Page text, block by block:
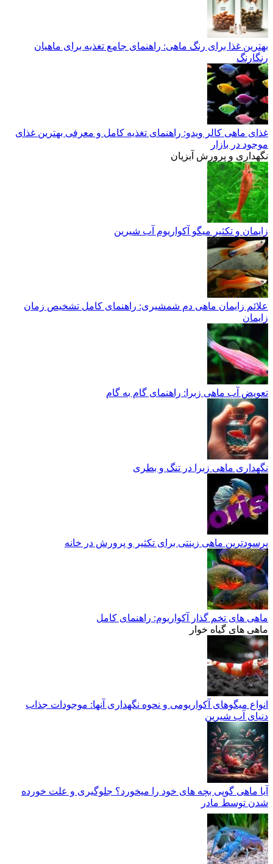
بهترین غذا برای رنگ ماهی: راهنمای جامع تغذیه برای ماهیان
رنگارنگ
غذای ماهی کالر ویدو: راهنمای تغذیه کامل و معرفی بهترین غذای
موجود در بازار
نگهداری و پرورش آبزیان
زایمان و تکثیر میگو آکواریوم آب شیرین
علائم زایمان ماهی دم شمشیری: راهنمای کامل تشخیص زمان
زایمان
تعویض آب ماهی زبرا: راهنمای گام به گام
نگهداری ماهی زبرا در تنگ و بطری
پرسودترین ماهی زینتی برای تکثیر و پرورش در خانه
ماهی های تخم گذار آکواریوم: راهنمای کامل
ماهی های گیاه خوار
انواع میگوهای آکواریومی و نحوه نگهداری آنها: موجودات جذاب
دنیای آب شیرین
آیا ماهی گوپی بچه های خود را میخورد؟ جلوگیری و علت خورده
شدن توسط مادر